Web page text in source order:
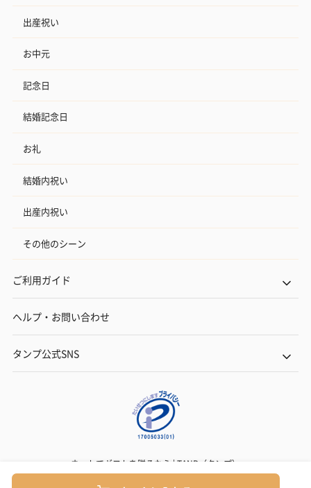
出産祝い
お中元
記念日
結婚記念日
お礼
結婚内祝い
出産内祝い
その他のシーン
ご利用ガイド
ヘルプ・お問い合わせ
タンプ公式SNS
ネットでギフトを贈るなら | TANP（タンプ）